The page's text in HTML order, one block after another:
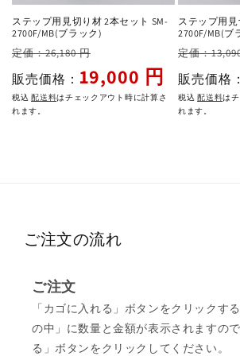
ステップ用見切り材 2本セット SM-
2700F/MB(ブラック)
通
常
価
格
定価：26,180 円
ー
ル
販売価格： 19,000 円
税込配送料はチェックアウト時に計算さ
れます。
ステップ用見
2700F/MB(ブ
通
常
価
格
定価：
販売価格：
税込配送料は
れます。
ご注文の流れ
ご注文
「カゴに入れる」ボタンをクリックす
の中」に数量と金額が表示されますの
る」ボタンをクリックしてください。